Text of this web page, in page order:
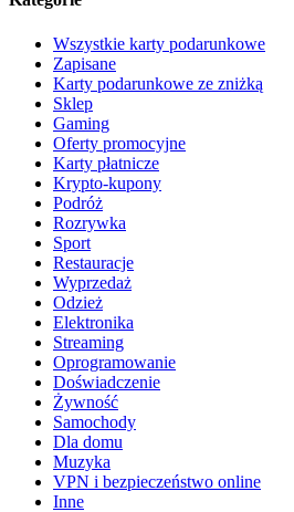
Wszystkie karty podarunkowe
Zapisane
Karty podarunkowe ze zniżką
Sklep
Gaming
Oferty promocyjne
Karty płatnicze
Krypto-kupony
Podróż
Rozrywka
Sport
Restauracje
Wyprzedaż
Odzież
Elektronika
Streaming
Oprogramowanie
Doświadczenie
Żywność
Samochody
Dla domu
Muzyka
VPN i bezpieczeństwo online
Inne